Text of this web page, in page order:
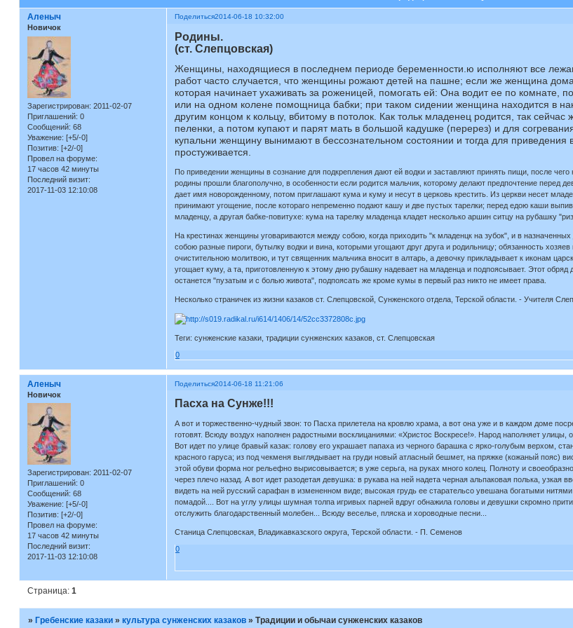
Поделиться2014-06-18 10:32:00
Аленыч
Новичок
Зарегистрирован: 2011-02-07
Приглашений: 0
Сообщений: 68
Уважение: [+5/-0]
Позитив: [+2/-0]
Провел на форуме:
17 часов 42 минуты
Последний визит:
2017-11-03 12:10:08
Родины.
(ст. Слепцовская)
Женщины, находящиеся в последнем периоде беременности.ю исполняют все
работ часто случается, что женщины рожают детей на пашне; если же женщина
которая начинает ухаживать за роженицей, помогать ей: Она водит ее по комнате,
или на одном колене помощница бабки; при таком сидении женщина находится в
другим концом к кольцу, вбитому в потолок. Как тольк младенец родится, так
пеленки, а потом купают и парят мать в большой кадушке (перерез) и для
купальни женщину вынимают в бессознательном состоянии и тогда для
простуживается.
По приведении женщины в сознание для подкрепления дают ей водки и заставляют принять пищи, после
родины прошли благополучно, в особенности если родится мальчик, которому делают предпочтение перед
дает имя новорожденному, потом приглашают кума и куму и несут в церковь крестить. Из церкви несет
принимают угощение, после котораго непременно подают кашу и две пустых тарелки; перед едою каши
младенцу, а другая бабке-повитухе: кума на тарелку младенца кладет несколько аршин ситцу на рубашку
На крестинах женщины уговариваются между собою, когда приходить "к младенцк на зубок", и в
собою разные пироги, бутылку водки и вина, которыми угощают друг друга и родильницу; обязанность
очистительною молитвою, и тут священник мальчика вносит в алтарь, а девочку прикладывает к иконам
угощает куму, а та, приготовленную к этому дню рубашку надевает на младенца и подпоясывает. Этот
останется "пузатым и с болью живота", подпоясать же кроме кумы в первый раз никто не имеет права.
Несколько страничек из жизни казаков ст. Слепцовской, Сунженского отдела, Терской области. - Учителя
Теги: сунженские казаки, традиции сунженских казаков, ст. Слепцовская
0
Поделиться2014-06-18 11:21:06
Аленыч
Новичок
Зарегистрирован: 2011-02-07
Приглашений: 0
Сообщений: 68
Уважение: [+5/-0]
Позитив: [+2/-0]
Провел на форуме:
17 часов 42 минуты
Последний визит:
2017-11-03 12:10:08
Пасха на Сунже!!!
А вот и торжественно-чудный звон: то Пасха прилетела на кровлю храма, а вот она уже и в каждом доме
готовят. Всюду воздух наполнен радостными восклицаниями: «Христос Воскресе!». Народ наполняет
Вот идет по улице бравый казак: голову его украшает папаха из черного барашка с ярко-голубым верхом,
красного гаруса; из под чекменя выглядывает на груди новый атласный бешмет, на пряжке (кожаный пояс)
этой обуви форма ног рельефно вырисовывается; в уже серьга, на руках много колец. Полноту и
через плечо назад. А вот идет разодетая девушка: в рукава на ней надета черная альпаковая полька,
видеть на ней русский сарафан в измененном виде; высокая грудь ее старательсо увешана богатыми
помадой.... Вот на углу улицы шумная толпа игривых парней вдруг обнажила головы и девушки скромно
отслужить благодарственный молебен... Всюду веселье, пляска и хороводные песни...
Станица Слепцовская, Владикавказского округа, Терской области. - П. Семенов
0
Страница: 1
» Гребенские казаки » культура сунженских казаков » Традиции и обычаи сунженских казаков